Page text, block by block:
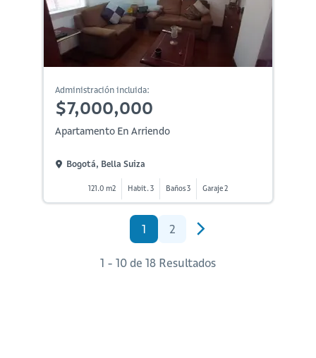
Administración incluida:
$7,000,000
Apartamento En Arriendo
Bogotá, Bella Suiza
121.0 m2 Habit. 3 Baños 3 Garaje 2
1 2
1 - 10 de 18 Resultados